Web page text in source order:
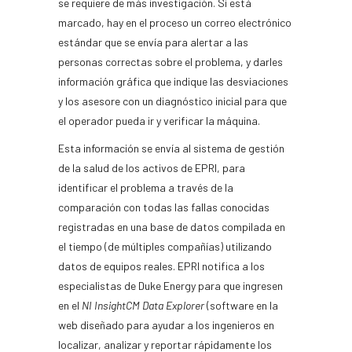
se requiere de más investigación. Si está
marcado, hay en el proceso un correo electrónico
estándar que se envía para alertar a las
personas correctas sobre el problema, y darles
información gráfica que indique las desviaciones
y los asesore con un diagnóstico inicial para que
el operador pueda ir y verificar la máquina.
Esta información se envía al sistema de gestión
de la salud de los activos de EPRI, para
identificar el problema a través de la
comparación con todas las fallas conocidas
registradas en una base de datos compilada en
el tiempo (de múltiples compañías) utilizando
datos de equipos reales. EPRI notifica a los
especialistas de Duke Energy para que ingresen
en el NI InsightCM Data Explorer(software en la
web diseñado para ayudar a los ingenieros en
localizar, analizar y reportar rápidamente los